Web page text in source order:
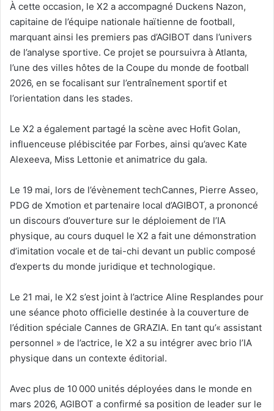
À cette occasion, le X2 a accompagné Duckens Nazon,
capitaine de l’équipe nationale haïtienne de football,
marquant ainsi les premiers pas d’AGIBOT dans l’univers
de l’analyse sportive. Ce projet se poursuivra à Atlanta,
l’une des villes hôtes de la Coupe du monde de football
2026, en se focalisant sur l’entraînement sportif et
l’orientation dans les stades.
Le X2 a également partagé la scène avec Hofit Golan,
influenceuse plébiscitée par Forbes, ainsi qu’avec Kate
Alexeeva, Miss Lettonie et animatrice du gala.
Le 19 mai, lors de l’évènement techCannes, Pierre Asseo,
PDG de Xmotion et partenaire local d’AGIBOT, a prononcé
un discours d’ouverture sur le déploiement de l’IA
physique, au cours duquel le X2 a fait une démonstration
d’imitation vocale et de tai-chi devant un public composé
d’experts du monde juridique et technologique.
Le 21 mai, le X2 s’est joint à l’actrice Aline Resplandes pour
une séance photo officielle destinée à la couverture de
l’édition spéciale Cannes de GRAZIA. En tant qu’« assistant
personnel » de l’actrice, le X2 a su intégrer avec brio l’IA
physique dans un contexte éditorial.
Avec plus de 10 000 unités déployées dans le monde en
mars 2026, AGIBOT a confirmé sa position de leader sur le